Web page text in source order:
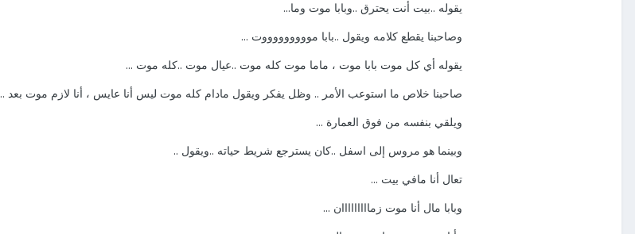
يقوله ..بيت أنت يحترق ..وبابا موت وما...
وصاحبنا يقطع كلامه ويقول ..بابا موووووووووت ...
يقوله أي كل موت بابا موت ، ماما موت كله موت ..عيال موت ..كله موت ...
صاحبنا خلاص ما استوعب الأمر .. وظل يفكر ويقول مادام كله موت ليس أنا عايس ، أنا لازم موت بعد ..
ويلقي بنفسه من فوق العمارة ...
وبينما هو مروس إلى اسفل ..كان يسترجع شريط حياته ..ويقول ..
تعال أنا مافي بيت ...
وبابا مال أنا موت زمااااااااان ...